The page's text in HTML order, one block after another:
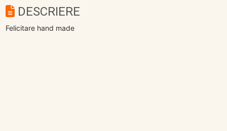
DESCRIERE
Felicitare hand made